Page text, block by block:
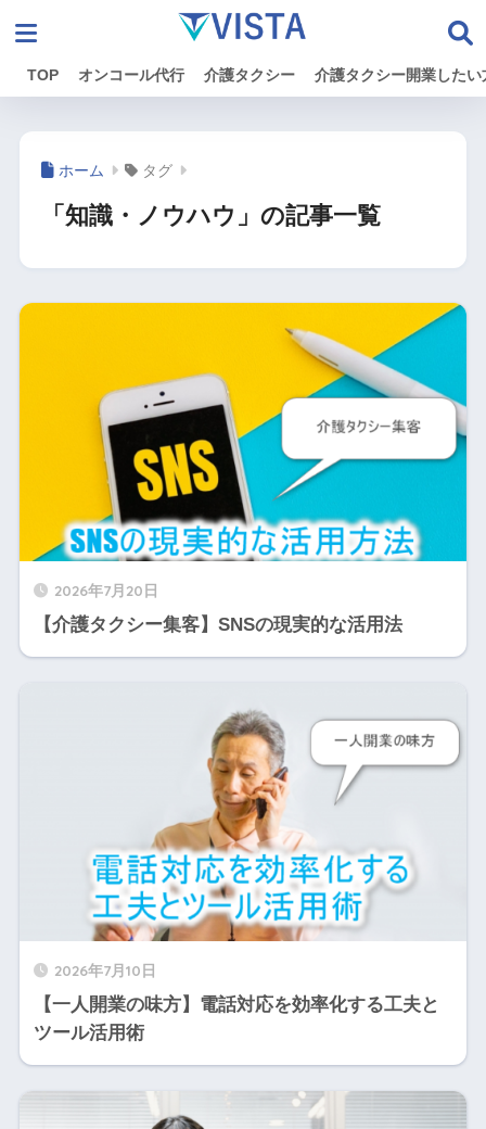
TOP オンコール代行 介護タクシー 介護タクシー開業したい
ホーム タグ
「知識・ノウハウ」の記事一覧
2026年7月20日
【介護タクシー集客】SNSの現実的な活用法
2026年7月10日
【一人開業の味方】電話対応を効率化する工夫と
ツール活用術